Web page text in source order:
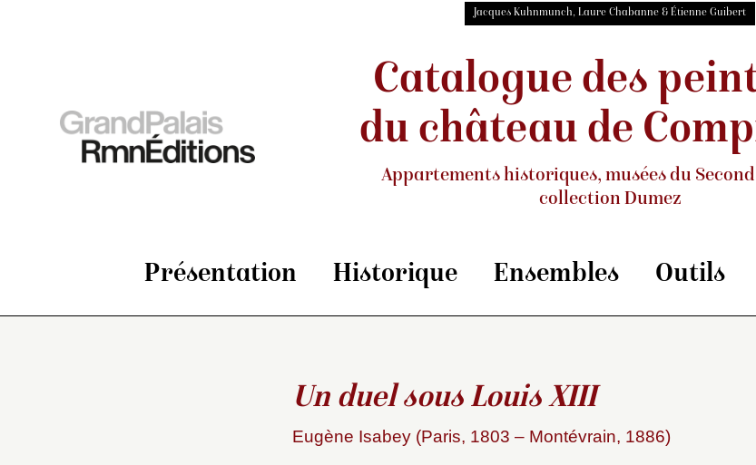
Jacques Kuhnmunch, Laure Chabanne & Étienne Guibert
Catalogue des
du château de
Appartements historiques, muséesdu
collection Dumez
Présentation Historique Ensembles Outils
Un duel sous Louis XIII
Eugène Isabey (Paris, 1803 – Montévrain, 1886)